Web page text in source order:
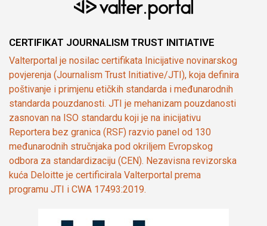
CERTIFIKAT JOURNALISM TRUST INITIATIVE
Valterportal je nosilac certifikata Inicijative novinarskog
povjerenja (Journalism Trust Initiative/JTI), koja definira
poštivanje i primjenu etičkih standarda i međunarodnih
standarda pouzdanosti. JTI je mehanizam pouzdanosti
zasnovan na ISO standardu koji je na inicijativu
Reportera bez granica (RSF) razvio panel od 130
međunarodnih stručnjaka pod okriljem Evropskog
odbora za standardizaciju (CEN). Nezavisna revizorska
kuća Deloitte je certificirala Valterportal prema
programu JTI i CWA 17493:2019.